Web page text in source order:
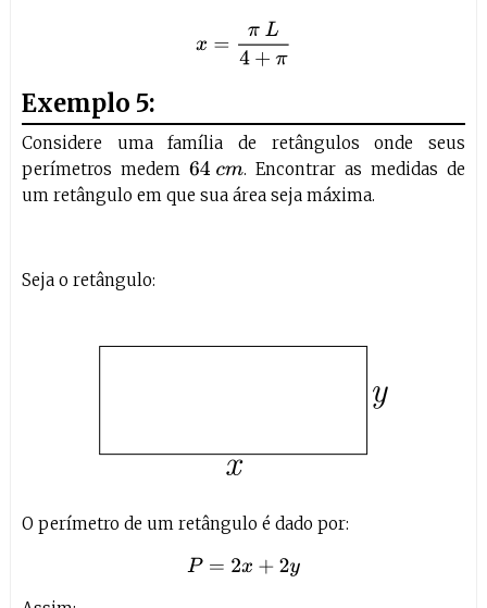
L4 +π
Exemplo 5:
Considere uma família de retângulos onde seus
perímetros medem64 cm . Encontrar as medidas de
um retângulo em que sua área seja máxima.
Seja o retângulo:
O perímetro de um retângulo é dado por:
P= 2x+ 2y